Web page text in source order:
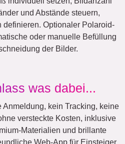
Geburt
Mama & Papa